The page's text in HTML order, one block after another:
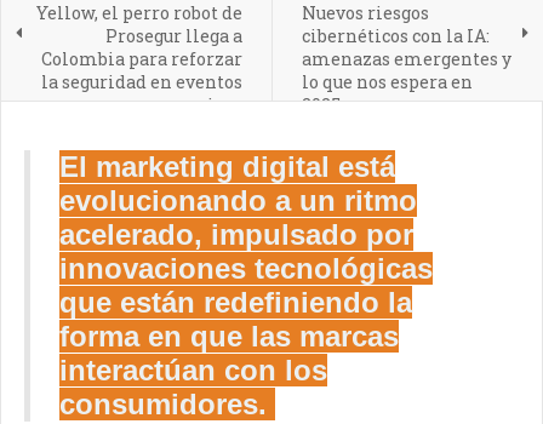
Yellow, el perro robot de
Prosegur llega a
Colombia para reforzar
la seguridad en eventos
masivos
Nuevos riesgos
cibernéticos con la IA:
amenazas emergentes y
lo que nos espera en
2025
El marketing digital está
evolucionando a un ritmo
acelerado, impulsado por
innovaciones tecnológicas
que están redefiniendo la
forma en que las marcas
interactúan con los
consumidores.